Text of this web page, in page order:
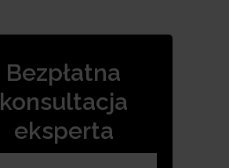
Bezpłatna
konsultacja
eksperta